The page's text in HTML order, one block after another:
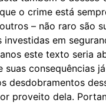
o crime está
– não raro são
em
este texto seria
consequências
desdobramentos
proveito dela.